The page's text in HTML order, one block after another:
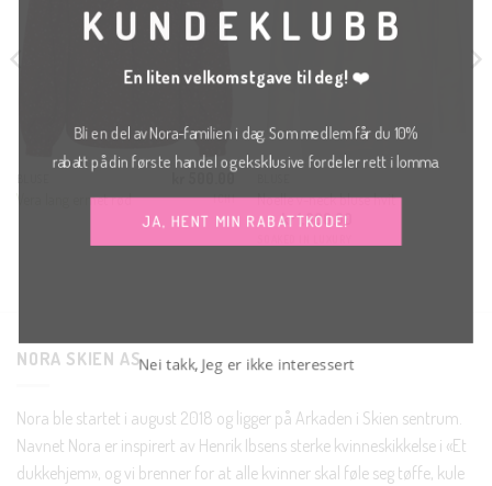
Vera lang ermet rød
500.00
ICHI
Noelle v-neck bluse hvit
kr1,000.00
NORA SKIEN AS
Nora ble startet i august 2018 og ligger på Arkaden i Skien sentrum.
Navnet Nora er inspirert av Henrik Ibsens sterke kvinneskikkelse i «Et
dukkehjem», og vi brenner for at alle kvinner skal føle seg tøffe, kule
KUNDEKLUBB
En liten velkomstgave til deg! ❤️
Bli en del av Nora-familien i dag. Som medlem får du 10%
rabatt på din første handel og eksklusive fordeler rett i lomma.
JA, HENT MIN RABATTKODE!
Nei takk, Jeg er ikke interessert